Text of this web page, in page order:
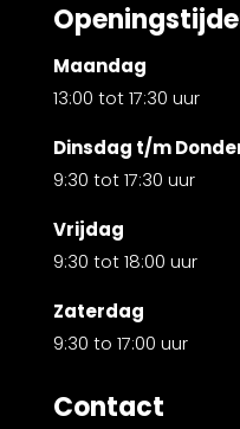
Maandag
13:00 tot 17:30 uur
Dinsdag t/m
9:30 tot 17:30 uur
Vrijdag
9:30 tot 18:00 uur
Zaterdag
9:30 to 17:00 uur
Contact